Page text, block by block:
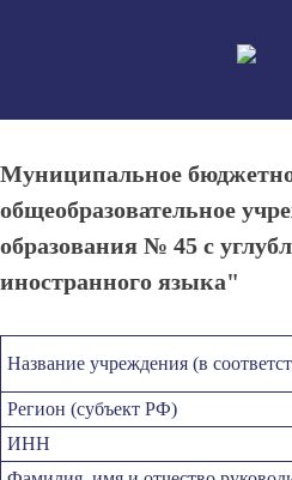
Муниципальное
общеобразовательное
образования № 45 с
иностранного языка"
Название учреждения (в
Регион (субъект РФ)
ИНН